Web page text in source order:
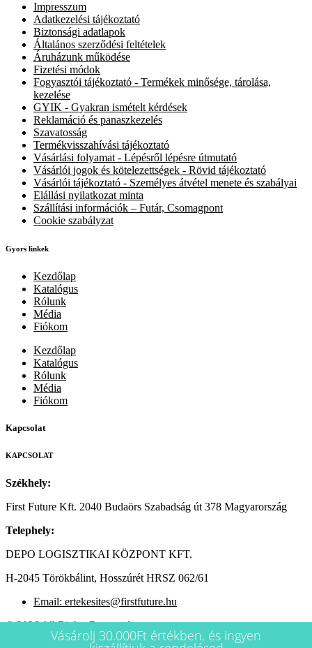
Impresszum
Adatkezelési tájékoztató
Biztonsági adatlapok
Általános szerződési feltételek
Áruházunk működése
Fizetési módok
Fogyasztói tájékoztató - Termékek minősége, tárolása,
kezelése
GYIK - Gyakran ismételt kérdések
Reklamáció és panaszkezelés
Szavatosság
Termékvisszahívási tájékoztató
Vásárlási folyamat - Lépésről lépésre útmutató
Vásárlói jogok és kötelezettségek - Rövid tájékoztató
Vásárlói tájékoztató - Személyes átvétel menete és szabályai
Elállási nyilatkozat minta
Szállítási információk – Futár, Csomagpont
Cookie szabályzat
Gyors linkek
Kezdőlap
Katalógus
Rólunk
Média
Fiókom
Kezdőlap
Katalógus
Rólunk
Média
Fiókom
Kapcsolat
KAPCSOLAT
Székhely:
First Future Kft. 2040 Budaörs Szabadság út 378 Magyarország
Telephely:
DEPO LOGISZTIKAI KÖZPONT KFT.
H-2045 Törökbálint, Hosszúrét HRSZ 062/61
Email: ertekesites@firstfuture.hu
© 2026 All Rights Reserved.
Vásárolj 30.000Ft értékben, és ingyen